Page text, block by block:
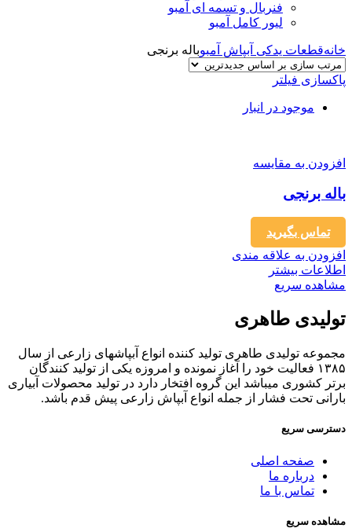
فنربال و تسمه ای آمبو
لیور کامل آمبو
خانهقطعات یدکی آبپاش آمبوباله برنجی
پاکسازی فیلتر
موجود در انبار
افزودن به مقایسه
باله برنجی
تماس بگیرید
افزودن به علاقه مندی
اطلاعات بیشتر
مشاهده سریع
تولیدی طاهری
مجموعه تولیدی طاهری تولید کننده انواع آبپاشهای زارعی از سال
۱۳۸۵ فعالیت خود را آغاز نمونده و امروزه یکی از تولید کنندگان
برتر کشوری میباشد این گروه افتخار دارد در تولید محصولات آبیاری
بارانی تحت فشار از جمله انواع آبپاش زارعی پیش قدم باشد.
دسترسی سریع
صفحه اصلی
درباره ما
تماس با ما
مشاهده سریع